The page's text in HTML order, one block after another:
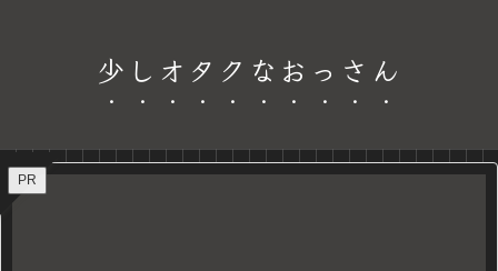
少しオタクなおっさん
PR